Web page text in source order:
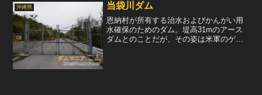
沖縄県 当袋川ダム
恩納村が所有する治水およびかんがい用
水確保のためのダム。堤高31mのアース
ダムとのことだが、その姿は米軍のゲー